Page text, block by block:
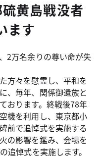
硫黄島戦没者
ます
2万名余りの尊い命が失
方々を慰霊し、平和を
、毎年、関係御遺族と
おります。終戦後78年
機を利用し、東京都小
前で追悼式を実施する
の影響を鑑み、会場を
追悼式を実施します。